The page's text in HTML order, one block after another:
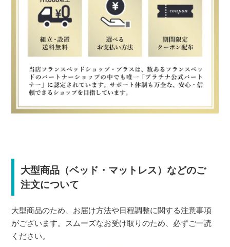
大型商品（ベッド・マットレス）などのご
注文について
大型商品のため、お届け方法や日程調整に関する注意事項
がございます。スムーズなお受け取りのため、必ずご一読
ください。